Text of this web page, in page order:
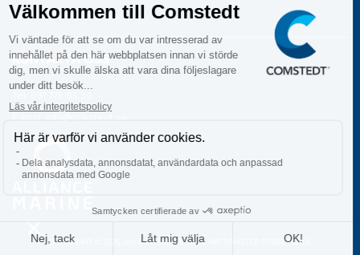
426 53 Västra Frölunda
KONTAKTA OSS
COPYRIGHT © 2026 Jan Comstedt AB ALLA RÄTTIGHETER FÖRBEHÅLLS.